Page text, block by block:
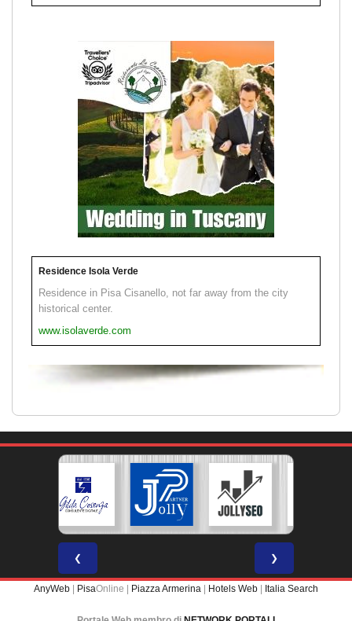
Residence Isola Verde
Residence in Pisa Cisanello, not far away from the city
historical center.
www.isolaverde.com
❮ ❯
AnyWeb PisaOnline | Piazza Armerina Hotels Web Italia Search